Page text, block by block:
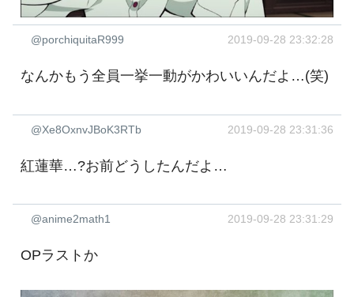
@porchiquitaR999 2019-09-28 23:32:28
なんかもう全員一挙一動がかわいいんだよ…(笑)
@Xe8OxnvJBoK3RTb 2019-09-28 23:31:36
紅蓮華…?お前どうしたんだよ…
@anime2math1 2019-09-28 23:31:29
OPラストか